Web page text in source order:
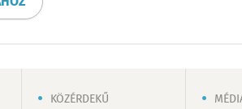
KÖZÉRDEKŰ